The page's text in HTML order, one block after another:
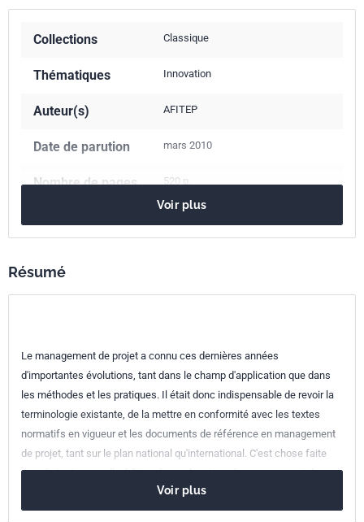
Collections Classique
Thématiques Innovation
Auteur(s) AFITEP
Date de parution mars 2010
Nombre de pages 520 p.
Voir plus
Résumé
Le management de projet a connu ces dernières années
d'importantes évolutions, tant dans le champ d'application que dans
les méthodes et les pratiques. Il était donc indispensable de revoir la
terminologie existante, de la mettre en conformité avec les textes
normatifs en vigueur et les documents de référence en management
de projet, tant sur le plan national qu'international. C'est chose faite
avec la toute nouvelle édition de ce classique du management de
projet : 1400 termes analysés et définis, avec leur équivalent anglais,
Un tableau de correspondance multilingue enrichi (Français Anglais
Voir plus